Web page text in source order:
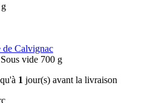
de Calvignac
vide 700 g
1 jour(s) avant la livraison